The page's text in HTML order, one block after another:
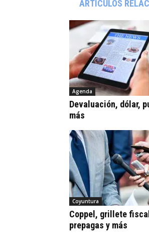
ARTÍCULOS
Agenda
Devaluación, dólar,
más
Coyuntura
Coppel, grillete
prepagas y más